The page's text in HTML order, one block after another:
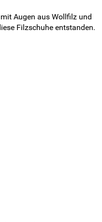
Augen aus Wollfilz und
Filzschuhe entstanden.